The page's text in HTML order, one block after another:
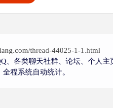
thread-44025-1-1.html
、各类聊天社群、论坛、个人
程系统自动统计。